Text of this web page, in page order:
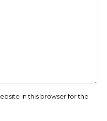
in this browser for the